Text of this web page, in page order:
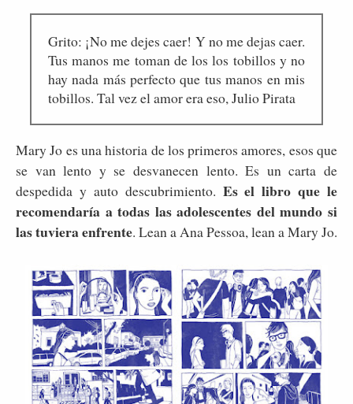
Grito: ¡No me dejes caer! Y no me dejas caer.
Tus manos me toman de los los tobillos y no
hay nada más perfecto que tus manos en mis
tobillos. Tal vez el amor era eso, Julio Pirata
Mary Jo es una historia de los primeros amores, esos que
se van lento y se desvanecen lento. Es un carta de
despedida y auto descubrimiento. Es el libro que le
recomendaría a todas las adolescentes del mundo si
las tuviera enfrente. Lean a Ana Pessoa, lean a Mary Jo.